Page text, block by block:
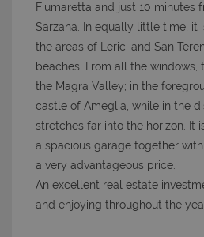
Fiumaretta and just 10 minutes
Sarzana. In equally little time, it
the areas of Lerici and San
beaches. From all the windows,
the Magra Valley; in the
castle of Ameglia, while in the
stretches far into the horizon. It
a spacious garage together
a very advantageous price.
An excellent real estate
and enjoying throughout the